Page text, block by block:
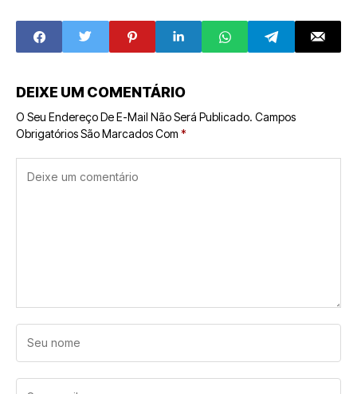
empreendedores
do setor pet
modelo de
negócio
DEIXE UM COMENTÁRIO
O Seu Endereço De E-Mail Não Será Publicado. Campos
Obrigatórios São Marcados Com *